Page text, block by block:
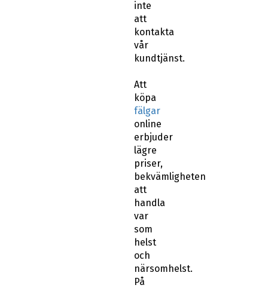
inte
att
kontakta
vår
kundtjänst.
Att
köpa
fälgar
online
erbjuder
lägre
priser,
bekvämligheten
att
handla
var
som
helst
och
närsomhelst.
På